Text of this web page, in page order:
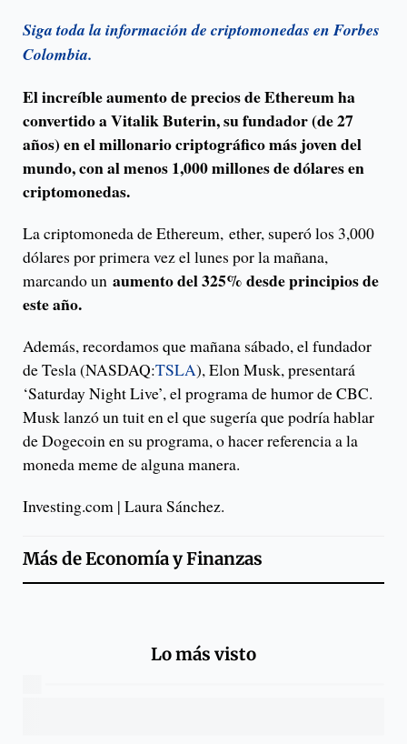
Siga toda la información de criptomonedas en Forbes
Colombia.
El increíble aumento de precios de Ethereum ha
convertido a Vitalik Buterin, su fundador (de 27
años) en el millonario criptográfico más joven del
mundo, con al menos 1,000 millones de dólares en
criptomonedas.
La criptomoneda de Ethereum, ether, superó los 3,000
dólares por primera vez el lunes por la mañana,
marcando un aumento del 325% desde principios de
este año.
Además, recordamos que mañana sábado, el fundador
de Tesla (NASDAQ:TSLA), Elon Musk, presentará
‘Saturday Night Live’, el programa de humor de CBC.
Musk lanzó un tuit en el que sugería que podría hablar
de Dogecoin en su programa, o hacer referencia a la
moneda meme de alguna manera.
Investing.com | Laura Sánchez.
Más deEconomía y Finanzas
Lo más visto